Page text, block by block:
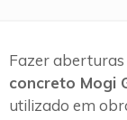
Fazer
concreto Mogi
utilizado em